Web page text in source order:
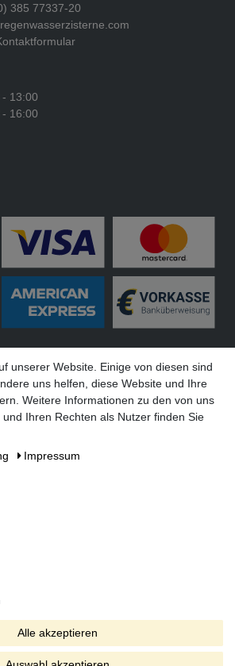
385 77337-20
13:00
16:00
Mehrwertsteuer zzgl. Versandkosten
Lieferung ins Ausland.
beziehen sich auf Verkäufe in
Shops und Marktplätzen.
erfolgt ausschließlich innerhalb des
unserer Website. Einige von diesen sind
uns helfen, diese Website und Ihre
Weitere Informationen zu den von uns
Ihren Rechten als Nutzer finden Sie
Impressum
Alle akzeptieren